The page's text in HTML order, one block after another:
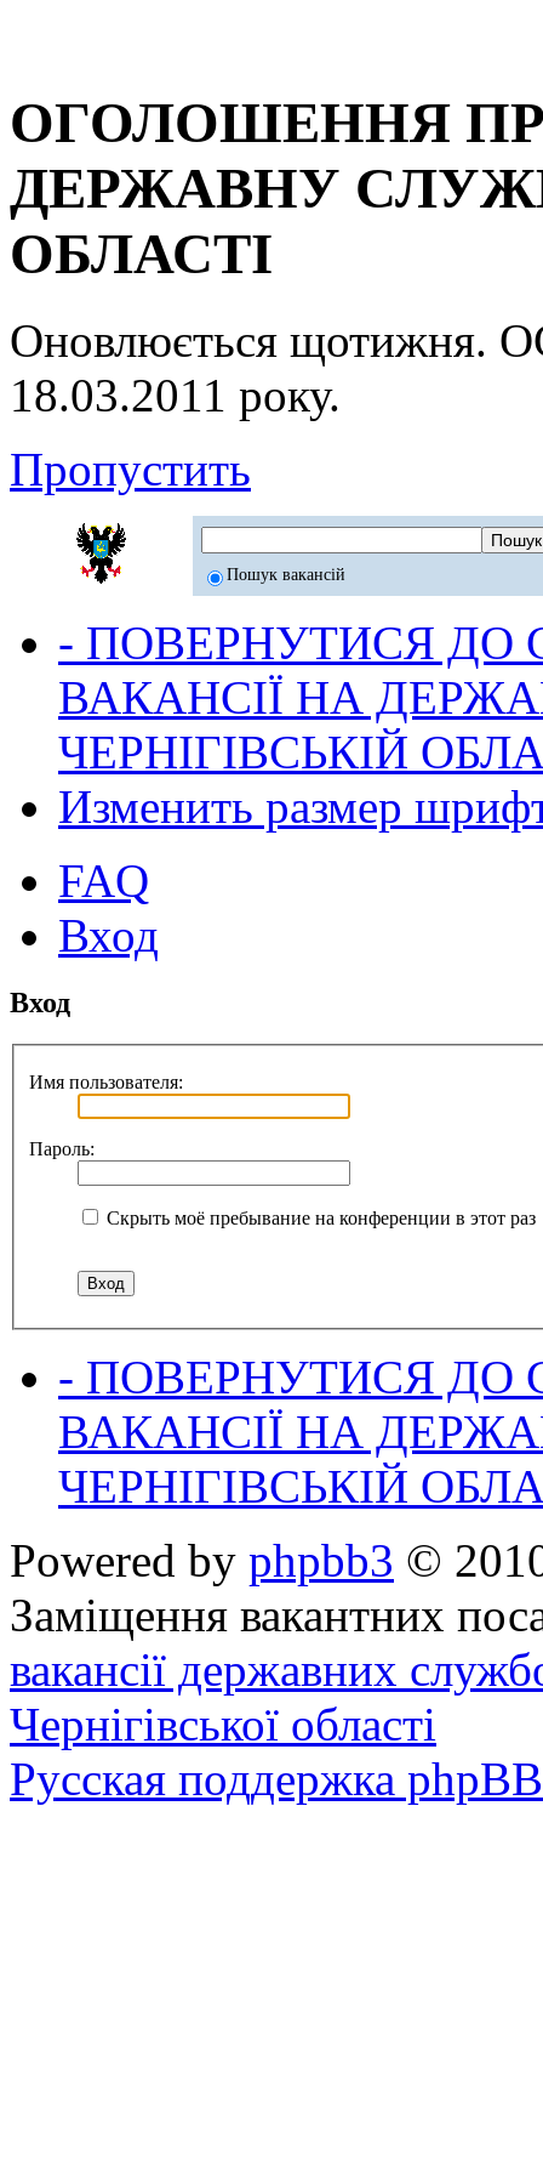
ОГОЛОШЕННЯ
ДЕРЖАВНУ
ОБЛАСТІ
Оновлюється
18.03.2011 року.
Пропустить
Пошук вакансій
- ПОВЕРНУТИСЯ ДО
ВАКАНСІЇ НА
ЧЕРНІГІВСЬКІЙ
Изменить размер
FAQ
Вход
Вход
Имя пользователя:
Пароль:
Скрыть моё пребывание на конференции в этот раз
- ПОВЕРНУТИСЯ ДО
ВАКАНСІЇ НА
ЧЕРНІГІВСЬКІЙ
Powered by phpbb3 ©
Заміщення вакантних
вакансії державних
Чернігівської області
Русская поддержка phpBB